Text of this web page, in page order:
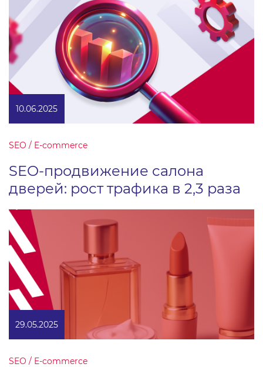
10.06.2025
SEO / E-commerce
SEO-продвижение салона
дверей: рост трафика в 2,3 раза
29.05.2025
SEO / E-commerce